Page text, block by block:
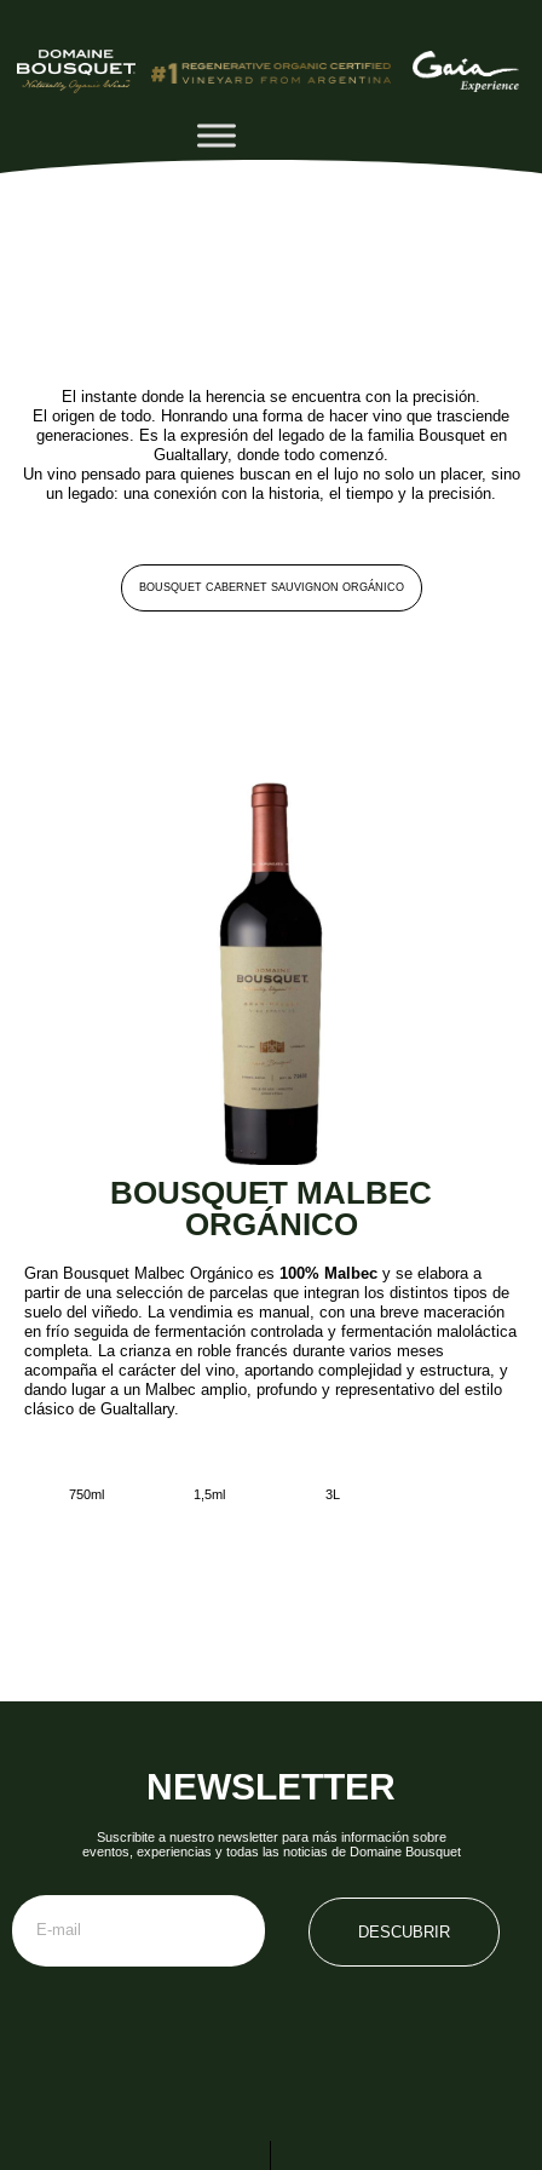
El instante donde la herencia se encuentra con la precisión.
El origen de todo. Honrando una forma de hacer vino que trasciende
generaciones. Es la expresión del legado de la familia Bousquet en
Gualtallary, donde todo comenzó.
Un vino pensado para quienes buscan en el lujo no solo un placer, sino
un legado: una conexión con la historia, el tiempo y la precisión.
BOUSQUET CABERNET SAUVIGNON ORGÁNICO
BOUSQUET MALBEC
ORGÁNICO
Gran Bousquet Malbec Orgánico es 100% Malbec y se elabora a
partir de una selección de parcelas que integran los distintos tipos de
suelo del viñedo. La vendimia es manual, con una breve maceración
en frío seguida de fermentación controlada y fermentación maloláctica
completa. La crianza en roble francés durante varios meses
acompaña el carácter del vino, aportando complejidad y estructura, y
dando lugar a un Malbec amplio, profundo y representativo del estilo
clásico de Gualtallary.
750ml 1,5ml 3L
NEWSLETTER
Suscribite a nuestro newsletter para más información sobre
eventos, experiencias y todas las noticias de Domaine Bousquet
DESCUBRIR